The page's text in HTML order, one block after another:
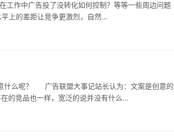
作中广告投了没转化如何控制？等等一些周边问题
化水平上的差距让竞争更激烈，自然...
文案是创意的
的竞品也一样，宽泛的说并没有什么...